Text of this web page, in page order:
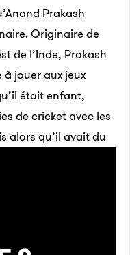
Prakash
Originaire de
de l’Inde, Prakash
jouer aux jeux
était enfant,
de cricket avec les
alors qu’il avait du